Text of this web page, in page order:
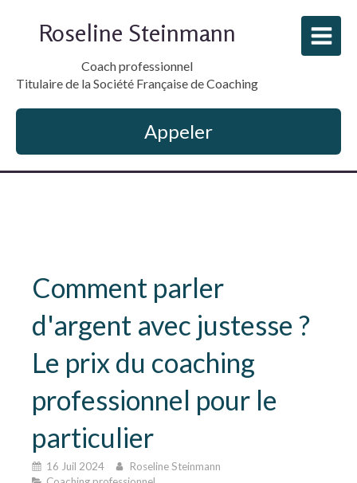
Roseline Steinmann
Coach professionnel
Titulaire de la Société Française de Coaching
Appeler
Comment parler
d'argent avec justesse ?
Le prix du coaching
professionnel pour le
particulier
16 Juil 2024
Roseline Steinmann